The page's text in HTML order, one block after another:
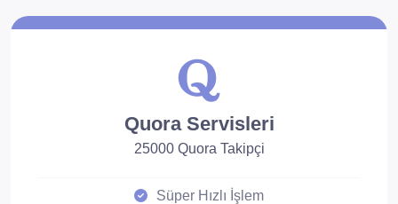
Quora Servisleri
25000 Quora Takipçi
Süper Hızlı İşlem